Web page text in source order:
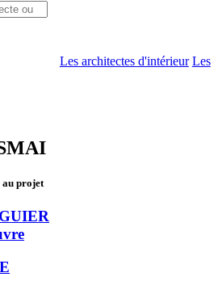
Les architectes d'intérieur Les
au projet